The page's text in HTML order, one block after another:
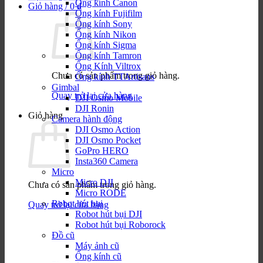
Giỏ hàng /0₫
Chưa có sản phẩm trong giỏ hàng.
Quay trở lại cửa hàng
Giỏ hàng
Chưa có sản phẩm trong giỏ hàng.
Quay trở lại cửa hàng
Ống kính Canon
Ống kính Fujifilm
Ống kính Sony
Ống kính Nikon
Ống kính Sigma
Ống kính Tamron
Ống Kính Viltrox
Ống kính TTArtisans
Gimbal
DJI Osmo Mobile
DJI Ronin
Camera hành động
DJI Osmo Action
DJI Osmo Pocket
GoPro HERO
Insta360 Camera
Micro
Micro DJI
Micro RODE
Robot hút bụi
Robot hút bụi DJI
Robot hút bụi Roborock
Đồ cũ
Máy ảnh cũ
Ống kính cũ